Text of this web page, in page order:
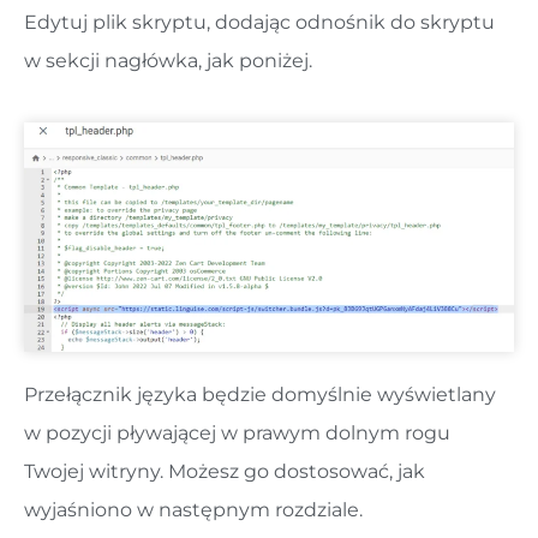
Edytuj plik skryptu, dodając odnośnik do skryptu
w sekcji nagłówka, jak poniżej.
Przełącznik języka będzie domyślnie wyświetlany
w pozycji pływającej w prawym dolnym rogu
Twojej witryny. Możesz go dostosować, jak
wyjaśniono w następnym rozdziale.